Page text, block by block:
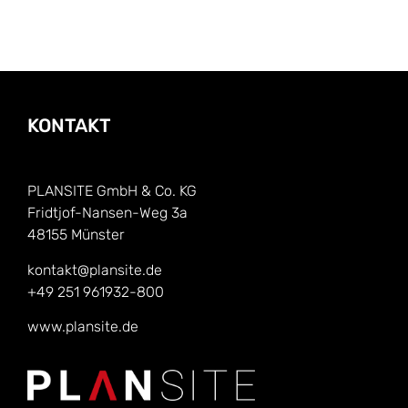
KONTAKT
PLANSITE GmbH & Co. KG
Fridtjof-Nansen-Weg 3a
48155 Münster
kontakt@plansite.de
+49 251 961932-800
www.plansite.de